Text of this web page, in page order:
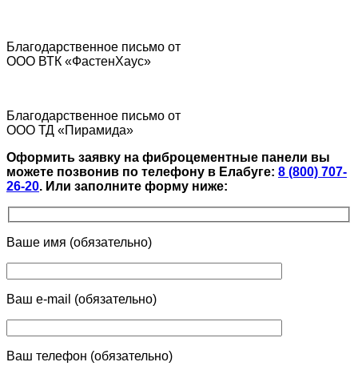
Благодарственное письмо от
ООО ВТК «ФастенХаус»
Благодарственное письмо от
ООО ТД «Пирамида»
Оформить заявку на фиброцементные панели вы
можете позвонив по телефону в Елабуге: 8 (800) 707-
26-20. Или заполните форму ниже:
Ваше имя (обязательно)
Ваш e-mail (обязательно)
Ваш телефон (обязательно)